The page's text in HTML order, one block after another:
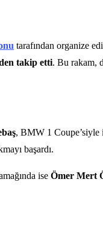
tarafından organize
takip etti. Bu rakam,
, BMW 1
başardı.
ise Ömer Mert